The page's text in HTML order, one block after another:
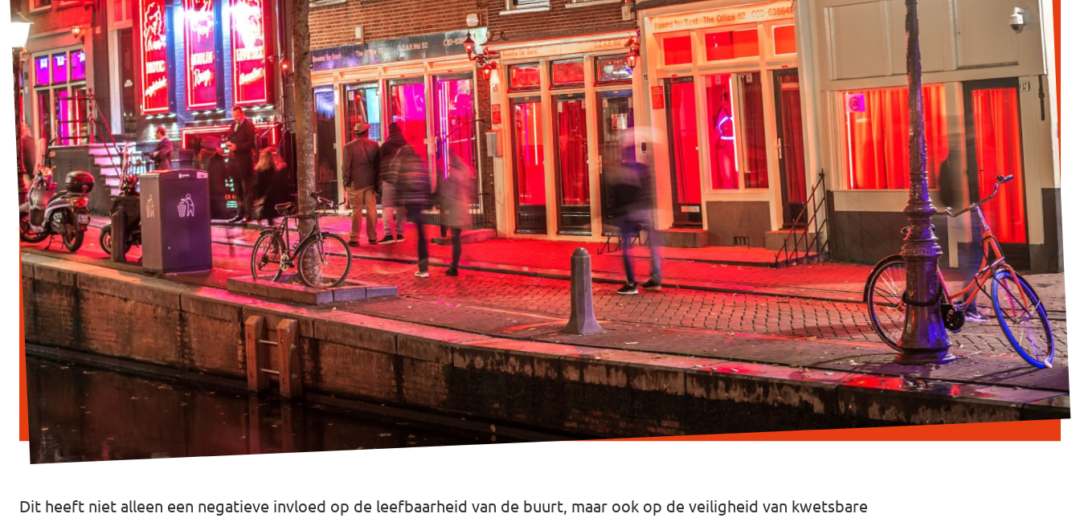
Doe mee
Vacatures
Contact
Dit heeft niet alleen een negatieve invloed op de leefbaarheid van de buurt, maar ook op de veiligheid van kwetsbare